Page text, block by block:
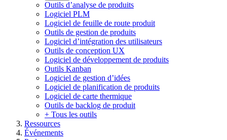
Outils d’analyse de produits
Logiciel PLM
Logiciel de feuille de route produit
Outils de gestion de produits
Logiciel d’intégration des utilisateurs
Outils de conception UX
Logiciel de développement de produits
Outils Kanban
Logiciel de gestion d’idées
Logiciel de planification de produits
Logiciel de carte thermique
Outils de backlog de produit
+ Tous les outils
Ressources
Événements